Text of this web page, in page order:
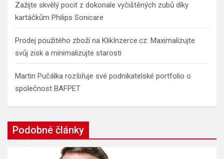
Zažijte skvělý pocit z dokonale vyčištěných zubů díky
kartáčkům Philips Sonicare
Prodej použitého zboží na KlikInzerce.cz: Maximalizujte
svůj zisk a minimalizujte starosti
Martin Pučálka rozšiřuje své podnikatelské portfolio o
společnost BAFPET
Podobné články